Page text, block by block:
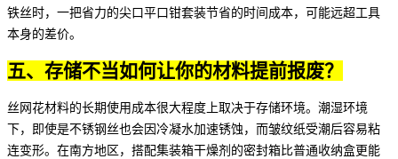
铁丝时，一把省力的尖口平口钳套装节省的时间成本，可能远超工具
本身的差价。
五、存储不当如何让你的材料提前报废？
丝网花材料的长期使用成本很大程度上取决于存储环境。潮湿环境
下，即使是不锈钢丝也会因冷凝水加速锈蚀，而皱纹纸受潮后容易粘
连变形。在南方地区，搭配集装箱干燥剂 的密封箱比普通收纳盒更能